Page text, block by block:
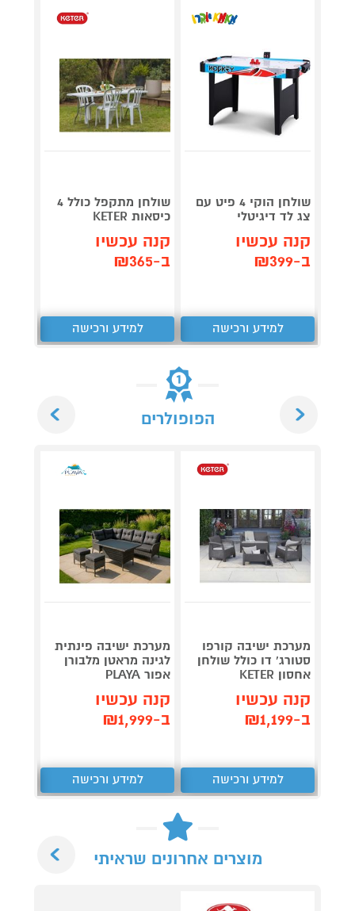
שולחן הוקי 4 פיט עם
צג לד דיגיטלי
קנה עכשיו
ב-₪399
למידע ורכישה
שולחן מתקפל כולל 4
כיסאות KETER
קנה עכשיו
ב-₪365
למידע ורכישה
הפופולרים
מערכת ישיבה קורפו
סטורג' דו כולל שולחן
אחסון KETER
קנה עכשיו
ב-₪1,199
למידע ורכישה
מערכת ישיבה פינתית
לגינה מראטן מלבורן
אפור PLAYA
קנה עכשיו
ב-₪1,999
למידע ורכישה
מוצרים אחרונים שראיתי